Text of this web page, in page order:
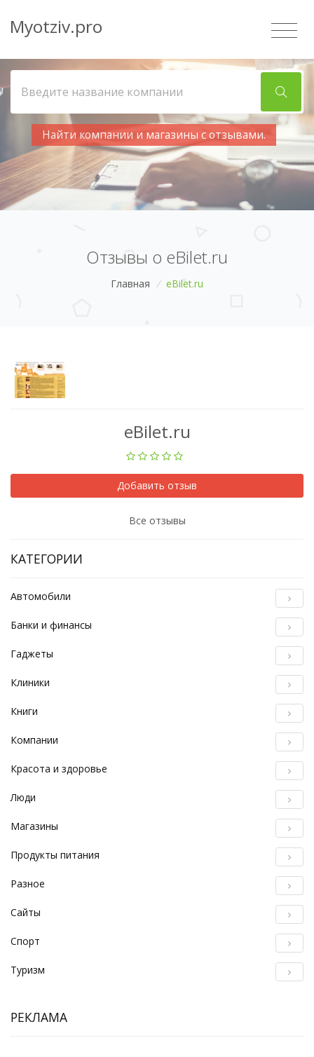
Myotziv.pro
Найти компании и магазины с отзывами.
Отзывы о eBilet.ru
Главная / eBilet.ru
eBilet.ru
Добавить отзыв
Все отзывы
КАТЕГОРИИ
Автомобили
Банки и финансы
Гаджеты
Клиники
Книги
Компании
Красота и здоровье
Люди
Магазины
Продукты питания
Разное
Сайты
Спорт
Туризм
РЕКЛАМА